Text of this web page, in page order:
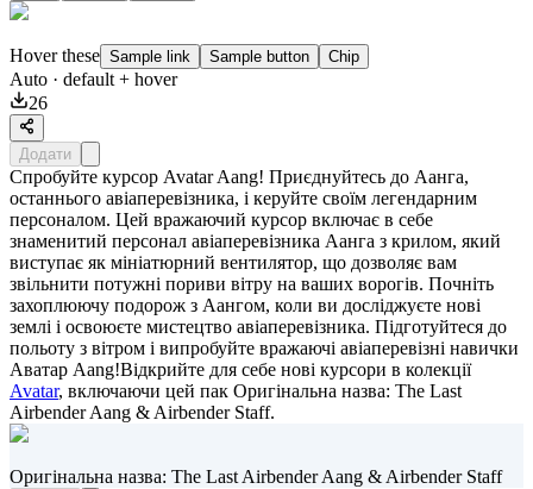
Hover these Sample link Sample button Chip
Auto · default + hover
26
Додати
Спробуйте курсор Avatar Aang! Приєднуйтесь до Аанга,
останнього авіаперевізника, і керуйте своїм легендарним
персоналом. Цей вражаючий курсор включає в себе
знаменитий персонал авіаперевізника Аанга з крилом, який
виступає як мініатюрний вентилятор, що дозволяє вам
звільнити потужні пориви вітру на ваших ворогів. Почніть
захоплюючу подорож з Аангом, коли ви досліджуєте нові
землі і освоюєте мистецтво авіаперевізника. Підготуйтеся до
польоту з вітром і випробуйте вражаючі авіаперевізні навички
Аватар Aang!Відкрийте для себе нові курсори в колекції
Avatar, включаючи цей пак Оригінальна назва: The Last
Airbender Aang & Airbender Staff.
Оригінальна назва: The Last Airbender Aang & Airbender Staff